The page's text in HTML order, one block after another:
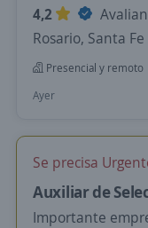
4,2
Avalian
Rosario, Santa Fe
Presencial y remoto
Ayer
Se precisa
Auxiliar de
Importante